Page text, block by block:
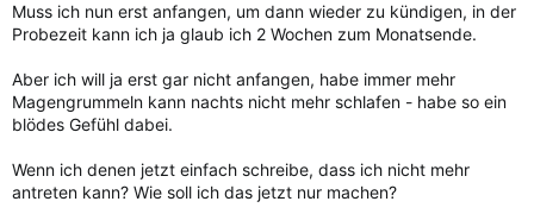
Muss ich nun erst anfangen, um dann wieder zu kündigen, in der
Probezeit kann ich ja glaub ich 2 Wochen zum Monatsende.
Aber ich will ja erst gar nicht anfangen, habe immer mehr
Magengrummeln kann nachts nicht mehr schlafen - habe so ein
blödes Gefühl dabei.
Wenn ich denen jetzt einfach schreibe, dass ich nicht mehr
antreten kann? Wie soll ich das jetzt nur machen?